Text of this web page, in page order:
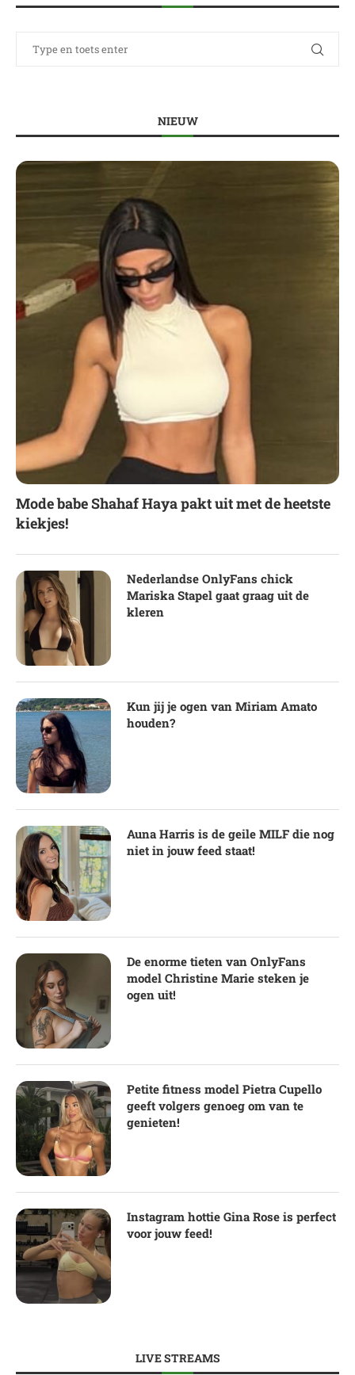
NIEUW
Mode babe Shahaf Haya pakt uit met de heetste
kiekjes!
Nederlandse OnlyFans chick
Mariska Stapel gaat graag uit de
kleren
Kun jij je ogen van Miriam Amato
houden?
Auna Harris is de geile MILF die nog
niet in jouw feed staat!
De enorme tieten van OnlyFans
model Christine Marie steken je
ogen uit!
Petite fitness model Pietra Cupello
geeft volgers genoeg om van te
genieten!
Instagram hottie Gina Rose is perfect
voor jouw feed!
LIVE STREAMS